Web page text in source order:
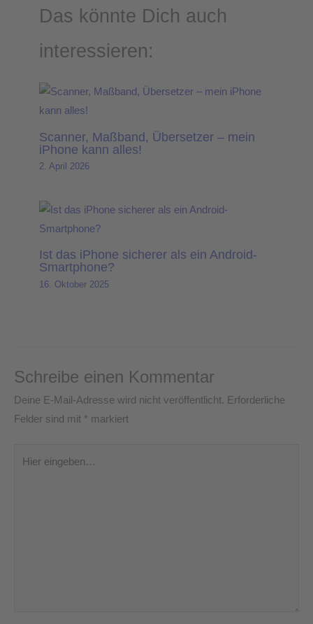
Das könnte Dich auch
interessieren:
Scanner, Maßband, Übersetzer – mein
iPhone kann alles!
2. April 2026
Ist das iPhone sicherer als ein Android-
Smartphone?
16. Oktober 2025
Schreibe einen Kommentar
Deine E-Mail-Adresse wird nicht veröffentlicht. Erforderliche
Felder sind mit * markiert